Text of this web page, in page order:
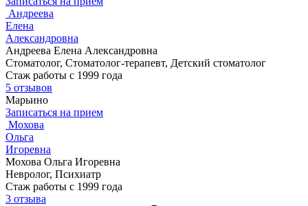
Андреева
Елена
Александровна
Андреева Елена Александровна
Стоматолог, Стоматолог-терапевт, Детский стоматолог
Стаж работы с 1999 года
5 отзывов
Марьино
Записаться на прием
Мохова
Ольга
Игоревна
Мохова Ольга Игоревна
Невролог, Психиатр
Стаж работы с 1999 года
3 отзыва